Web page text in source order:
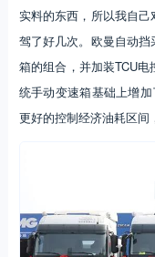
实料的东西，所以我自
驾了好几次。欧曼自动
箱的组合，并加装TCU
统手动变速箱基础上增加
更好的控制经济油耗区间